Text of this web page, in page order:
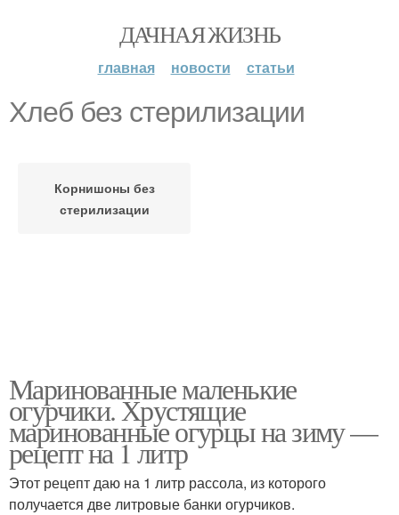
ДАЧНАЯ ЖИЗНЬ
главная новости статьи
Хлеб без стерилизации
Корнишоны без
стерилизации
Маринованные маленькие
огурчики. Хрустящие
маринованные огурцы на зиму —
рецепт на 1 литр
Этот рецепт даю на 1 литр рассола, из которого
получается две литровые банки огурчиков.